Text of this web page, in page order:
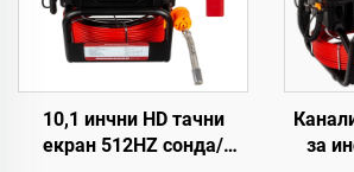
10,1 инчни HD тачни
екран 512HZ сонда/
за